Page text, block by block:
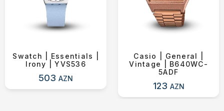
Swatch | Essentials |
Irony | YVS536
503AZN
Casio | General |
Vintage | B640WC-
5ADF
123 AZN